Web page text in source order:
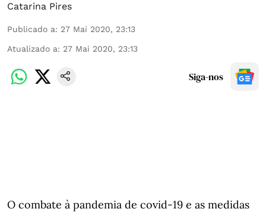
Catarina Pires
Publicado a: 27 Mai 2020, 23:13
Atualizado a: 27 Mai 2020, 23:13
Siga-nos
O combate à pandemia de covid-19 e as medidas